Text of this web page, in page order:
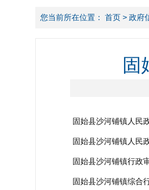
您当前所在位置： 首页 > 政府
固
固始县沙河铺镇人民
固始县沙河铺镇人民
固始县沙河铺镇行政
固始县沙河铺镇综合